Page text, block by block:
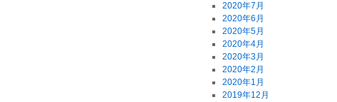
2020年7月
2020年6月
2020年5月
2020年4月
2020年3月
2020年2月
2020年1月
2019年12月